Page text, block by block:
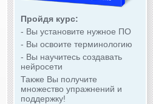
Пройдя курс:
- Вы установите нужное ПО
- Вы освоите терминологию
- Вы научитесь создавать
нейросети
Также Вы получите
множество упражнений и
поддержку!